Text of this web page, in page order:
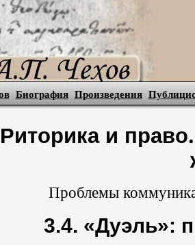
Биография Произведения
Риторика и
Проблемы
3.4. «Дуэль»: